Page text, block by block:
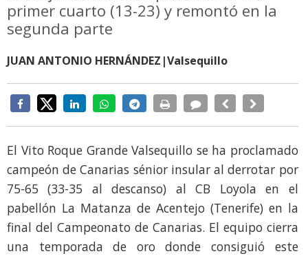
primer cuarto (13-23) y remontó en la
segunda parte
JUAN ANTONIO HERNÁNDEZ|Valsequillo
El Vito Roque Grande Valsequillo se ha proclamado
campeón de Canarias sénior insular al derrotar por
75-65 (33-35 al descanso) al CB Loyola en el
pabellón La Matanza de Acentejo (Tenerife) en la
final del Campeonato de Canarias. El equipo cierra
una temporada de oro donde consiguió este